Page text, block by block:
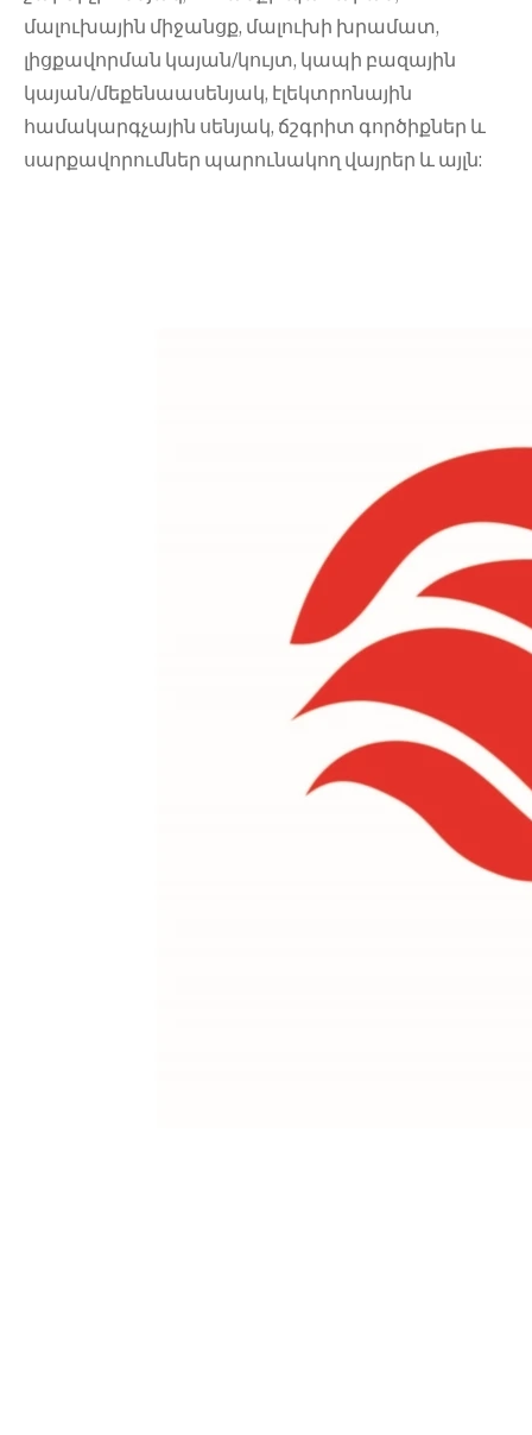
մալուխային միջանցք, մալուխի խրամատ,
լիցքավորման կայան/կույտ, կապի բազային
կայան/մեքենաասենյակ, էլեկտրոնային
համակարգչային սենյակ, ճշգրիտ գործիքներ և
սարքավորումներ պարունակող վայրեր և այլն: